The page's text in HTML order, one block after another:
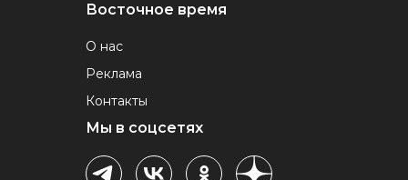
Восточное время
О нас
Реклама
Контакты
Мы в соцсетях